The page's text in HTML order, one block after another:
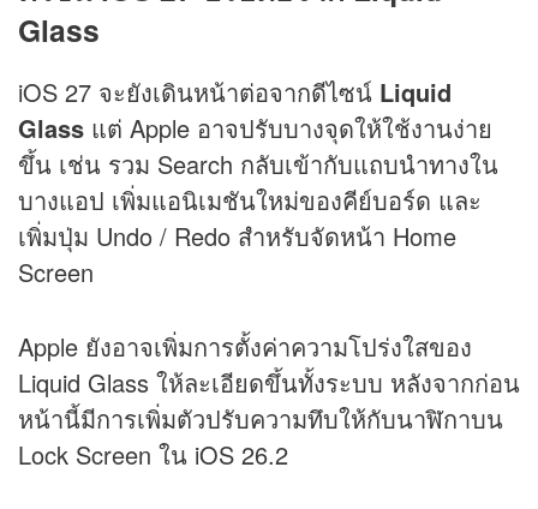
Glass
iOS 27 จะยังเดินหน้าต่อจากดีไซน์ Liquid
Glass แต่ Apple อาจปรับบางจุดให้ใช้งานง่าย
ขึ้น เช่น รวม Search กลับเข้ากับแถบนำทางใน
บางแอป เพิ่มแอนิเมชันใหม่ของคีย์บอร์ด และ
เพิ่มปุ่ม Undo / Redo สำหรับจัดหน้า Home
Screen
Apple ยังอาจเพิ่มการตั้งค่าความโปร่งใสของ
Liquid Glass ให้ละเอียดขึ้นทั้งระบบ หลังจากก่อน
หน้านี้มีการเพิ่มตัวปรับความทึบให้กับนาฬิกาบน
Lock Screen ใน iOS 26.2